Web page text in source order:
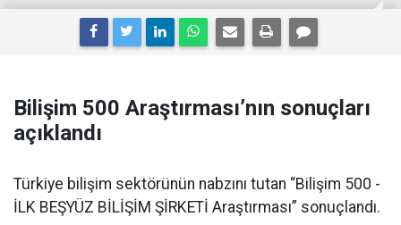
Bilişim 500 Araştırması’nın sonuçları
açıklandı
Türkiye bilişim sektörünün nabzını tutan “Bilişim 500 -
İLK BEŞYÜZ BİLİŞİM ŞİRKETİ Araştırması” sonuçlandı.